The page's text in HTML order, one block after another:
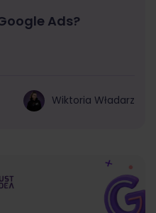
Ads?
Wiktoria Władarz